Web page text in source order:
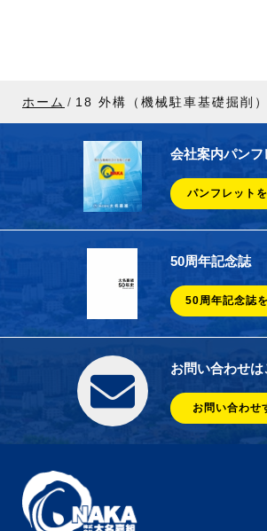
ホーム 18 外構（機械駐車基礎掘削
会社案内パンフ
パンフレット
50周年記念誌
50周年記念誌
お問い合わせは
お問い合わせ